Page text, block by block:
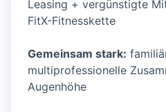
Leasing + vergünstigte
FitX-Fitnesskette
Gemeinsam stark:
multiprofessionelle
Augenhöhe